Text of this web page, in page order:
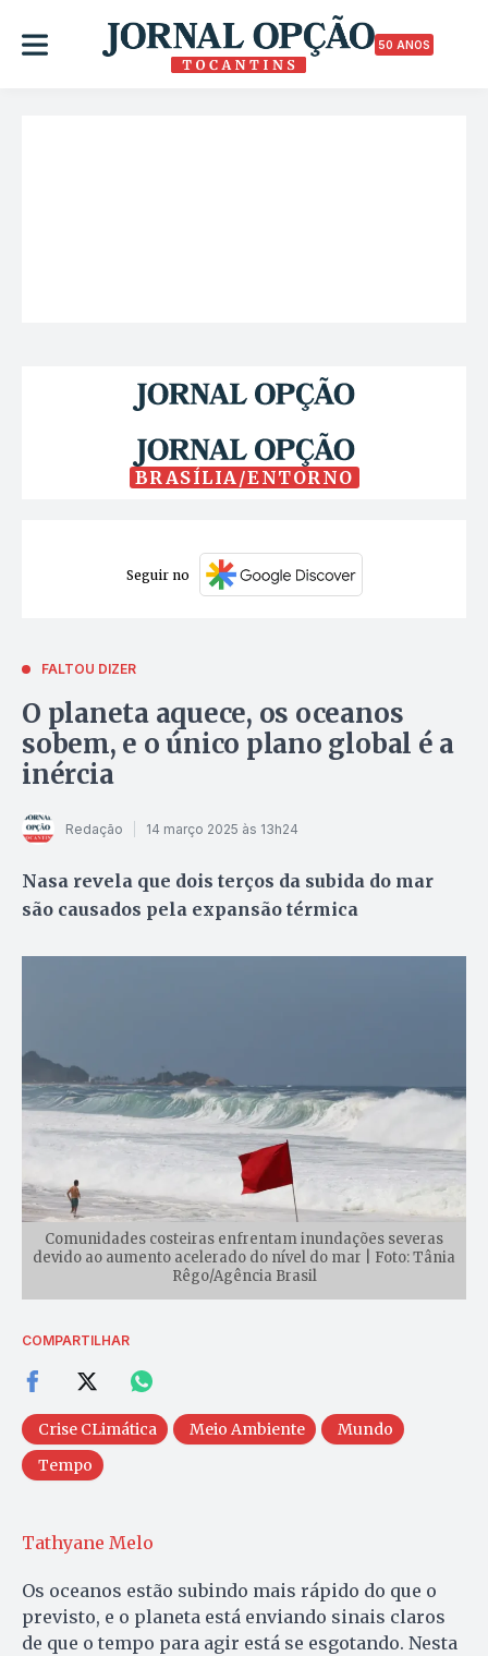
50 ANOS
BRASÍLIA/ENTORNO
Seguir no
FALTOU DIZER
O planeta aquece, os oceanos
sobem, e o único plano global é a
inércia
Redação 14 março 2025 às 13h24
Nasa revela que dois terços da subida do mar
são causados pela expansão térmica
Comunidades costeiras enfrentam inundações severas
devido ao aumento acelerado do nível do mar | Foto: Tânia
Rêgo/Agência Brasil
COMPARTILHAR
Crise CLimática Meio Ambiente
Mundo
Tempo
Tathyane Melo
Os oceanos estão subindo mais rápido do que o
previsto, e o planeta está enviando sinais claros
de que o tempo para agir está se esgotando. Nesta